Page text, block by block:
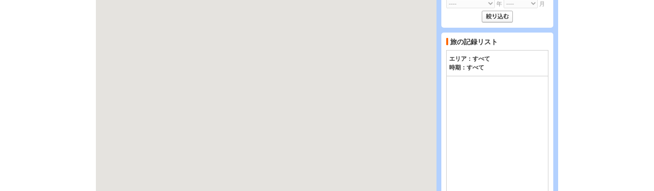
年
月
旅の記録リスト
エリア： すべて
時期： すべて